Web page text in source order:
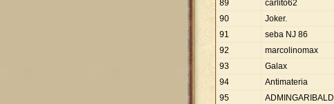
89
carlito62
90
Joker.
91
seba NJ 86
92
marcolinomax
93
Galax
94
Antimateria
95
ADMINGARIBALDI